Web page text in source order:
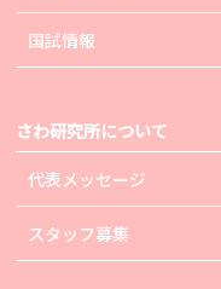
国試情報
さわ研究所について
代表メッセージ
スタッフ募集